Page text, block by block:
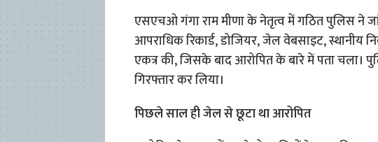
एसएचओ गंगा राम मीणा के नेतृत्व में गठित पुलिस ने
आपराधिक रिकार्ड, डोजियर, जेल वेबसाइट, स्थानीय
एकत्र की, जिसके बाद आरोपित के बारे में पता चला।
गिरफ्तार कर लिया।
पिछले साल ही जेल से छूटा था आरोपित